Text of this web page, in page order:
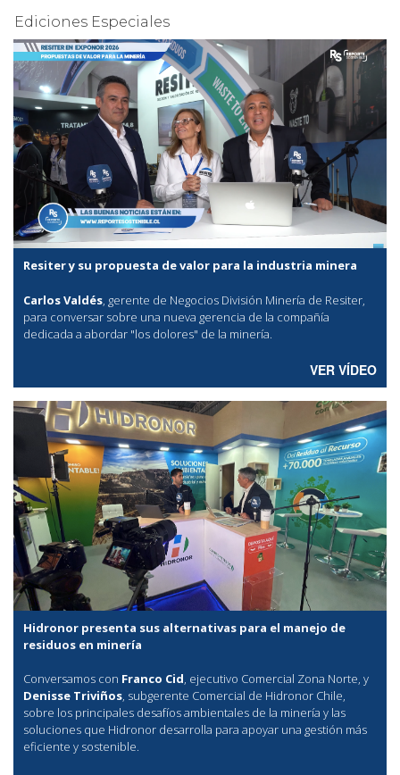
Ediciones Especiales
Resiter y su propuesta de valor para la industria minera
Carlos Valdés, gerente de Negocios División Minería de Resiter,
para conversar sobre una nueva gerencia de la compañía
dedicada a abordar "los dolores" de la minería.
VER VÍDEO
Hidronor presenta sus alternativas para el manejo de
residuos en minería
Conversamos con Franco Cid, ejecutivo Comercial Zona Norte, y
Denisse Triviños, subgerente Comercial de Hidronor Chile,
sobre los principales desafíos ambientales de la minería y las
soluciones que Hidronor desarrolla para apoyar una gestión más
eficiente y sostenible.